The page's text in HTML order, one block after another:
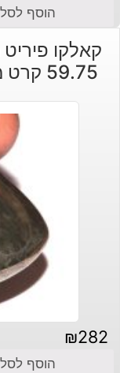
הוסף לסל
קאלקו
₪282
הוסף לסל